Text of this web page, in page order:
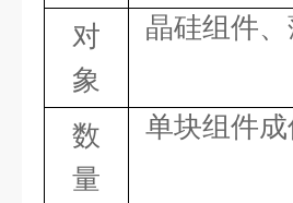
对
象
晶硅组件
数
量
单块组件成